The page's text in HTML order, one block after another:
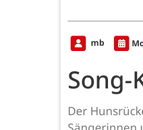
mb
Der